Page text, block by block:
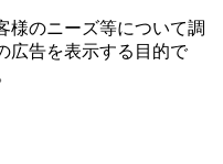
様のニーズ等について調
広告を表⽰する⽬的で